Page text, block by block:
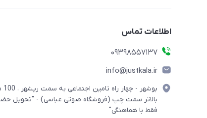
اطلاعات تماس
09398557137
info@justkala.ir
بالاتر سمت چپ (فروشگاه صوتی عباسی) - "تحویل
فقط با هماهنگی"